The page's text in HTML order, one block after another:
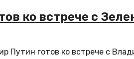
ко встрече с
Путин готов ко встрече с